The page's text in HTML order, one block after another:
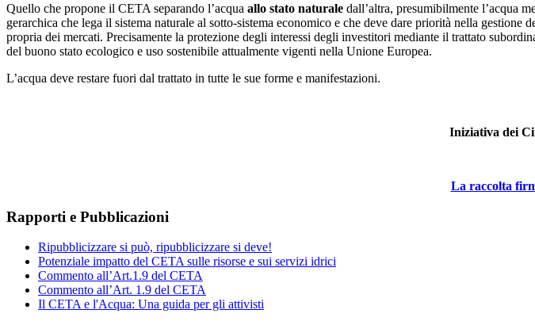
Quello che propone il CETA separando l’acqua allo stato naturale dall’altra, presumibilmente l’acqua
gerarchica che lega il sistema naturale al sotto-sistema economico e che deve dare priorità nella
propria dei mercati. Precisamente la protezione degli interessi degli investitori mediante il trattato
del buono stato ecologico e uso sostenibile attualmente vigenti nella Unione Europea.
L’acqua deve restare fuori dal trattato in tutte le sue forme e manifestazioni.
Iniziativa dei
La raccolta
Rapporti e Pubblicazioni
Ripubblicizzare si può, ripubblicizzare si deve!
Potenziale impatto del CETA sulle risorse e sui servizi idrici
Commento all’Art.1.9 del CETA
Commento all’Art. 1.9 del CETA
Il CETA e l'Acqua: Una guida per gli attivisti